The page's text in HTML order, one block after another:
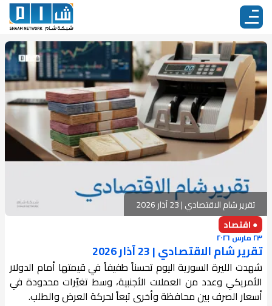
تقرير شام الاقتصادي | 23 آذار 2026
● اقتصاد
٢٣ مارس ٢٠٢٦
تقرير شام الاقتصادي | 23 آذار 2026
شهدت الليرة السورية اليوم تحسناً طفيفاً في قيمتها أمام الدولار
الأمريكي وعدد من العملات الأجنبية، وسط تغيّرات محدودة في
أسعار الصرف بين محافظة وأخرى تبعاً لحركة العرض والطلب.